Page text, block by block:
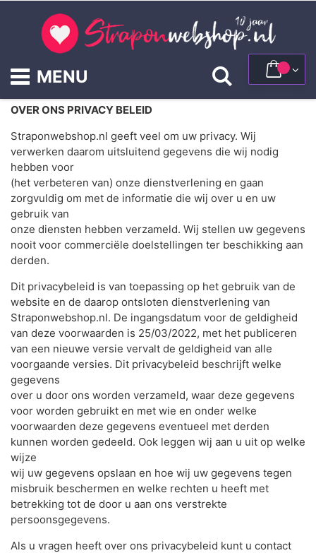
OVER ONS PRIVACY BELEID
Straponwebshop.nl geeft veel om uw privacy. Wij
verwerken daarom uitsluitend gegevens die wij nodig
hebben voor
(het verbeteren van) onze dienstverlening en gaan
zorgvuldig om met de informatie die wij over u en uw
gebruik van
onze diensten hebben verzameld. Wij stellen uw gegevens
nooit voor commerciële doelstellingen ter beschikking aan
derden.
Dit privacybeleid is van toepassing op het gebruik van de
website en de daarop ontsloten dienstverlening van
Straponwebshop.nl. De ingangsdatum voor de geldigheid
van deze voorwaarden is 25/03/2022, met het publiceren
van een nieuwe versie vervalt de geldigheid van alle
voorgaande versies. Dit privacybeleid beschrijft welke
gegevens
over u door ons worden verzameld, waar deze gegevens
voor worden gebruikt en met wie en onder welke
voorwaarden deze gegevens eventueel met derden
kunnen worden gedeeld. Ook leggen wij aan u uit op welke
wijze
wij uw gegevens opslaan en hoe wij uw gegevens tegen
misbruik beschermen en welke rechten u heeft met
betrekking tot de door u aan ons verstrekte
persoonsgegevens.
Als u vragen heeft over ons privacybeleid kunt u contact